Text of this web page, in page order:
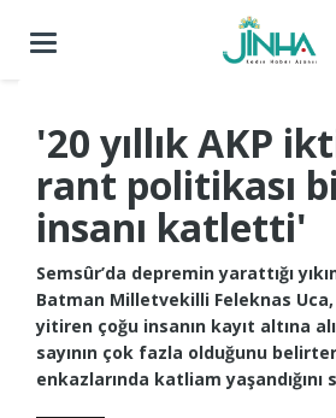
Menüyü
'20 yıllık AKP
rant politikası
insanı katletti'
Semsûr’da depremin yarattığı
Batman Milletvekilli Feleknas
yitiren çoğu insanın kayıt altına
sayının çok fazla olduğunu
enkazlarında katliam yaşandığını